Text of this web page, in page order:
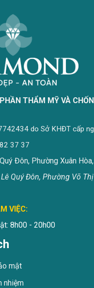
THẨM MỸ VÀ
do Sở KHĐT cấp
37 37
Đôn, Phường Xuân Hòa,
Quý Đôn, Phường Võ Thị
VIỆC:
8h00 - 20h00
mật
nhiệm